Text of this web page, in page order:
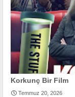
Korkunç Bir Film
Temmuz 20, 2026